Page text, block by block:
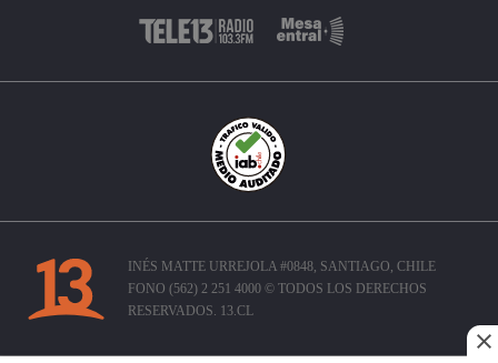
INÉS MATTE URREJOLA #0848, SANTIAGO, CHILE
FONO (562) 2 251 4000 © TODOS LOS DERECHOS
RESERVADOS. 13.CL